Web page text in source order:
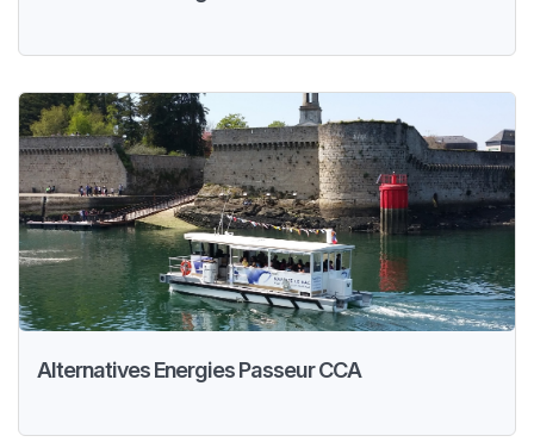
Alternatives Energies Passeur CCA